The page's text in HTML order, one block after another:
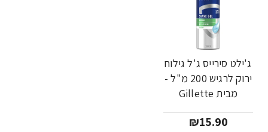
ג'ילט סירייס ג'ל גילוח
ירוק לרגיש 200 מ"ל -
מבית Gillette
₪15.90